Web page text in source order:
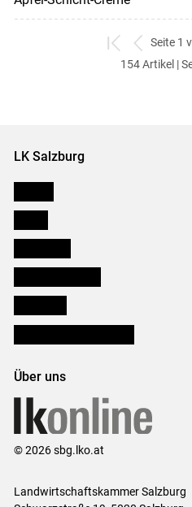
zum
ersten
zurück
zum
Seite 1
154 Artikel |
LK Salzburg
Über uns
© 2026 sbg.lko.at
Landwirtschaftskammer Salzburg